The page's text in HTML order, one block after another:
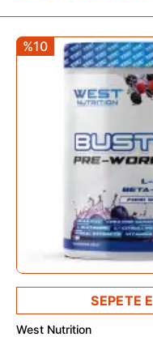
%10
SEPETE
West Nutrition